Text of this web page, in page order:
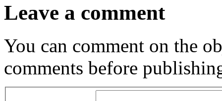
Leave a comment
You can comment on the
comments before